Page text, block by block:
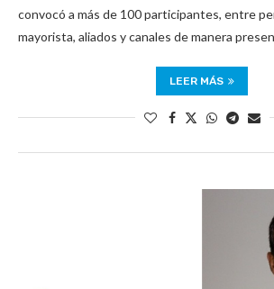
convocó a más de 100 participantes, entre
mayorista, aliados y canales de manera
LEER MÁS